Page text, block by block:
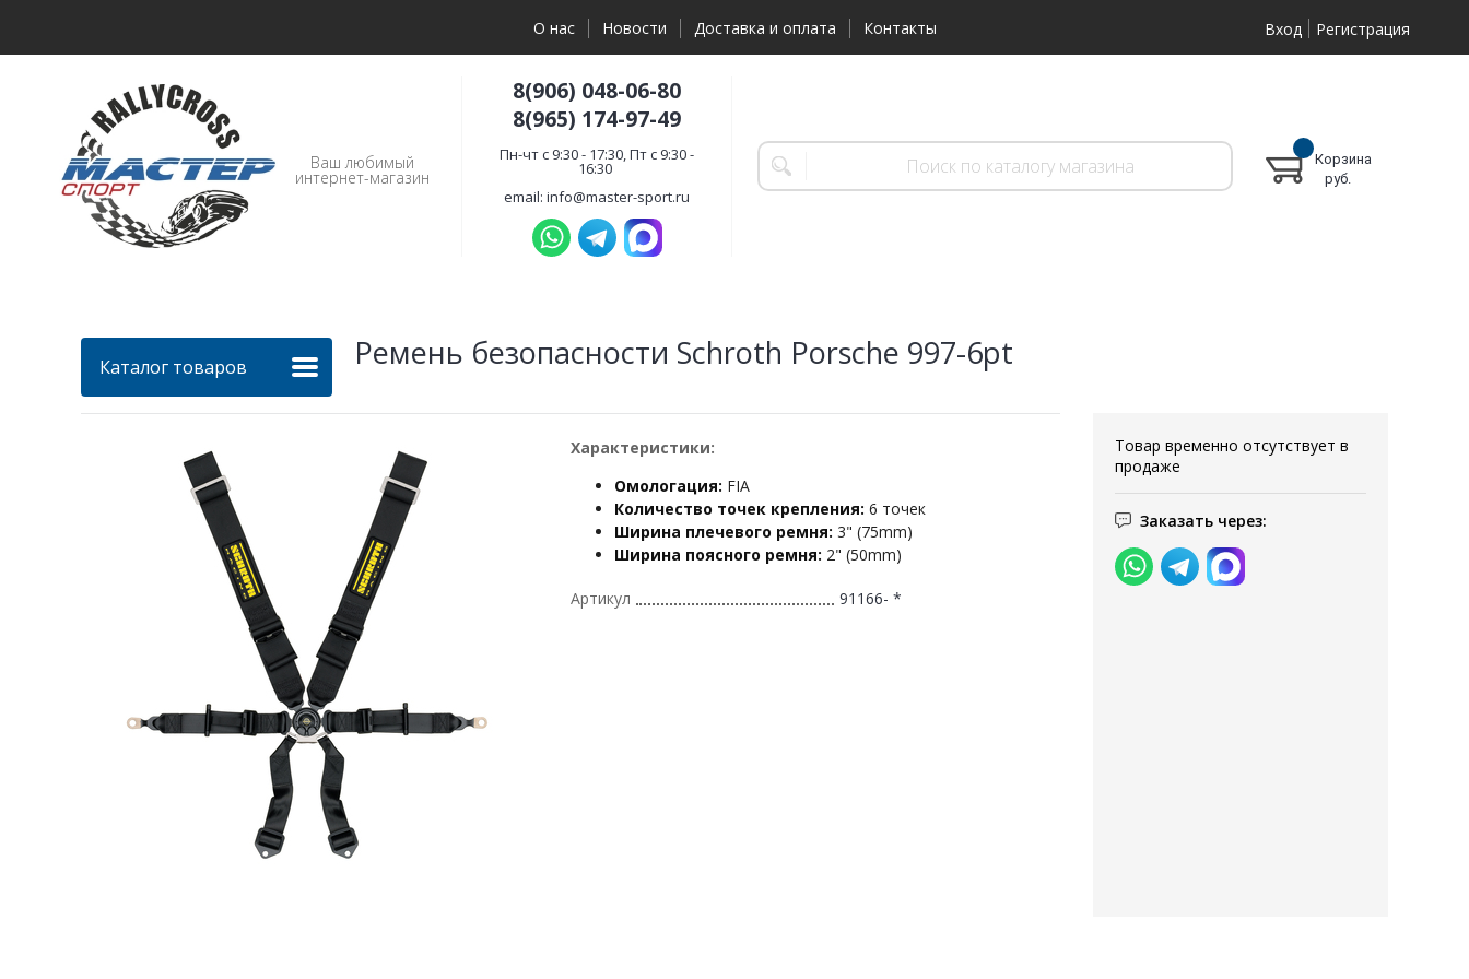
О нас Новости Доставка и оплата Контакты Вход Регистрация
Ваш любимый
интернет-магазин
8(906) 048-06-80
8(965) 174-97-49
Пн-чт с 9:30 - 17:30, Пт с 9:30 -
16:30
email: info@master-sport.ru
Корзина
руб.
Каталог товаров Ремень безопасности Schroth Porsche 997-6pt
Товар временно отсутствует в
продаже
Заказать через:
Характеристики:
Омологация: FIA
Количество точек крепления: 6 точек
Ширина плечевого ремня: 3" (75mm)
Ширина поясного ремня: 2" (50mm)
Артикул 91166- *